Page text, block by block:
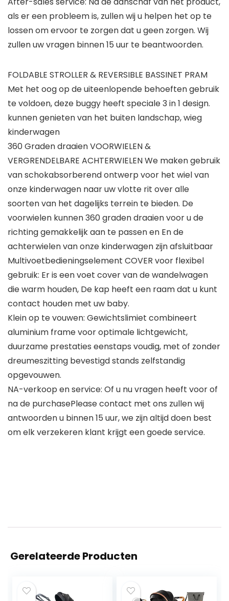
als er een probleem is, zullen wij u helpen het op te
lossen om ervoor te zorgen dat u geen zorgen. Wij
zullen uw vragen binnen 15 uur te beantwoorden.
FOLDABLE STROLLER & REVERSIBLE BASSINET PRAM
Met het oog op de uiteenlopende behoeften gebruik
te voldoen, deze buggy heeft speciale 3 in 1 design.
kunnen genieten van het buiten landschap, wieg
kinderwagen
360 Graden draaien VOORWIELEN &
VERGRENDELBARE ACHTERWIELEN We maken gebruik
van schokabsorberend ontwerp voor het wiel van
onze kinderwagen naar uw vlotte rit over alle
soorten van het dagelijks terrein te bieden. De
voorwielen kunnen 360 graden draaien voor u de
richting gemakkelijk aan te passen en En de
achterwielen van onze kinderwagen zijn afsluitbaar
Multivoetbedieningselement COVER voor flexibel
gebruik: Er is een voet cover van de wandelwagen
die warm houden, De kap heeft een raam dat u kunt
contact houden met uw baby.
Klein op te vouwen: Gewichtslimiet combineert
aluminium frame voor optimale lichtgewicht,
duurzame prestaties eenstaps voudig, met of zonder
dreumeszitting bevestigd stands zelfstandig
opgevouwen.
NA-verkoop en service: Of u nu vragen heeft voor of
na de purchasePlease contact met ons zullen wij
antwoorden u binnen 15 uur, we zijn altijd doen best
om elk verzekeren klant krijgt een goede service.
Gerelateerde Producten